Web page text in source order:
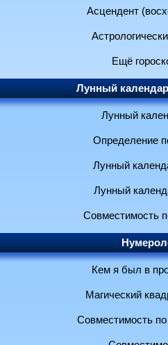
Асцендент
Ещё
Лунный
Лунный
Определение
Лунный
Лунный
Совместимость
Кем я был в
Магический
Совместимость